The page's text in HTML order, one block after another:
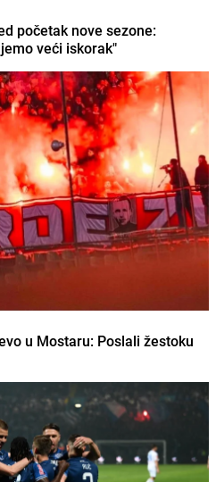
početak nove sezone:
veći iskorak"
u Mostaru: Poslali žestoku